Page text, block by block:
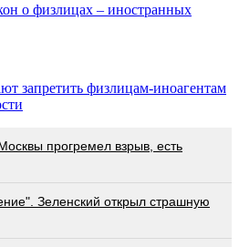
о физлицах – иностранных
запретить физлицам-иноагентам
прогремел взрыв, есть
Зеленский открыл страшную